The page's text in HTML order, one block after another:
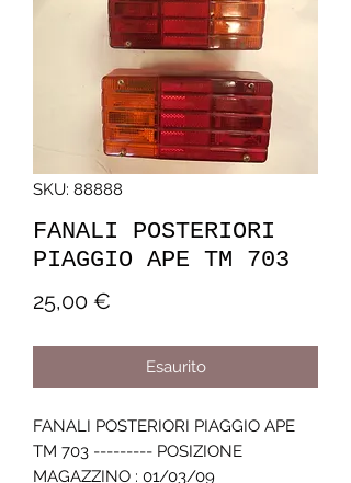
SKU: 88888
FANALI POSTERIORI
PIAGGIO APE TM 703
25,00 €
Esaurito
FANALI POSTERIORI PIAGGIO APE
TM 703 --------- POSIZIONE
MAGAZZINO : 01/03/09